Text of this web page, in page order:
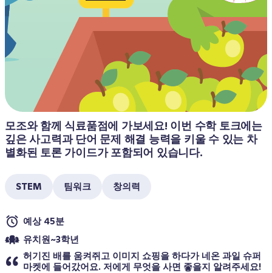
모조와 함께 식료품점에 가보세요! 이번 수학 토크에는
깊은 사고력과 단어 문제 해결 능력을 키울 수 있는 차
별화된 토론 가이드가 포함되어 있습니다.
STEM 팀워크 창의력
예상 45분
유치원~3학년
허기진 배를 움켜쥐고 이미지 쇼핑을 하다가 네온 과일 슈퍼
마켓에 들어갔어요. 저에게 무엇을 사면 좋을지 알려주세요!